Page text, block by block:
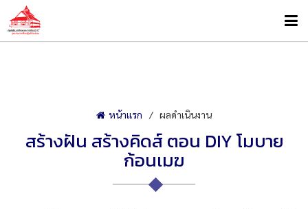
หน้าแรก ผลดำเนินงาน
สร้างฝัน สร้างคิดส์ ตอน DIY โมบาย
ก้อนเมฆ